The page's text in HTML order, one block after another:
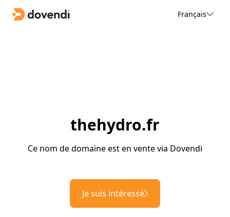
Français
thehydro.fr
Ce nom de domaine est en vente via Dovendi
Je suis intéressé